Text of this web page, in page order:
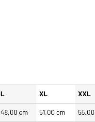
L XL XXL
48,00 cm 51,00 cm